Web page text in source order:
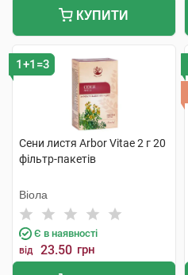
КУПИТИ
1+1=3
Сени листя Arbor Vitae 2 г 20
фільтр-пакетів
Віола
Є в наявності
від 23.50 грн